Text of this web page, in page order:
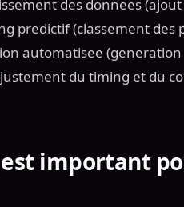
des donnees
predictif (classement des
automatisee
du timing et du
important